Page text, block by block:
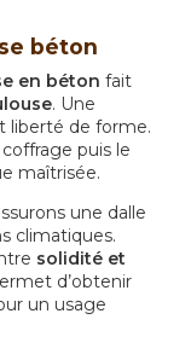
béton
en béton fait
. Une
liberté de forme.
puis le
maîtrisée.
une dalle
climatiques.
solidité et
d’obtenir
un usage